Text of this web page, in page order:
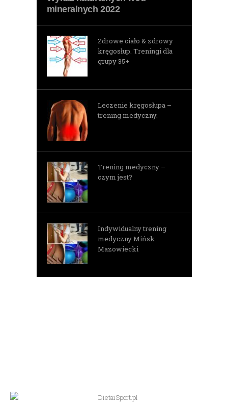
mineralnych 2022
Zdrowe ciało & zdrowy
kręgosłup. Treningi dla
grupy 35+
Leczenie kręgosłupa –
trening medyczny.
Trening medyczny –
czym jest?
Indywidualny trening
medyczny Mińsk
Mazowiecki